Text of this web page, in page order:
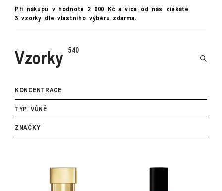
Při nákupu v hodnotě 2 000 Kč a více od nás získáte
3 vzorky dle vlastního výběru zdarma.
Vzorky
KONCENTRACE
TYP VŮNĚ
ZNAČKY